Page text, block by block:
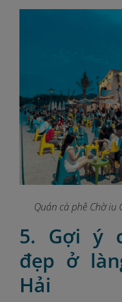
Quán cà phê Chờ iu
5. Gợi ý
đẹp ở
Hải